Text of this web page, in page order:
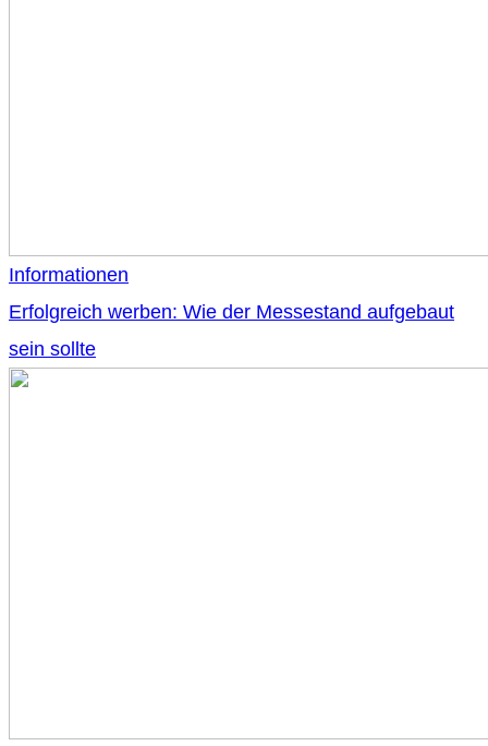
Informationen
Erfolgreich werben: Wie der Messestand aufgebaut
sein sollte